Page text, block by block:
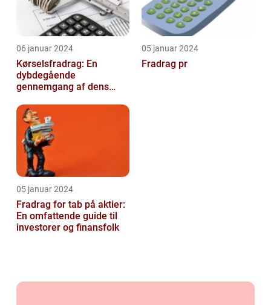
06 januar 2024
Kørselsfradrag: En
dybdegående
gennemgang af dens
over tid
05 januar 2024
Fradrag pr
05 januar 2024
Fradrag for tab på aktier:
En omfattende guide til
investorer og finansfolk